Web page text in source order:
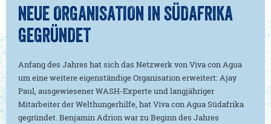
NEUE ORGANISATION IN SÜDAFRIKA
GEGRÜNDET
Anfang des Jahres hat sich das Netzwerk von Viva con Agua
um eine weitere eigenständige Organisation erweitert: Ajay
Paul, ausgewiesener WASH-Experte und langjähriger
Mitarbeiter der Welthungerhilfe, hat Viva con Agua Südafrika
gegründet. Benjamin Adrion war zu Beginn des Jahres